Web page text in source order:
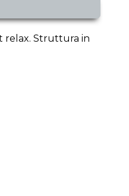
relax. Struttura in